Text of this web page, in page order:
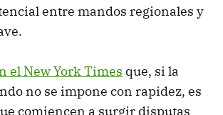
entre mandos regionales y
el New York Times que, si la
no se impone con rapidez, es
comiencen a surgir disputas